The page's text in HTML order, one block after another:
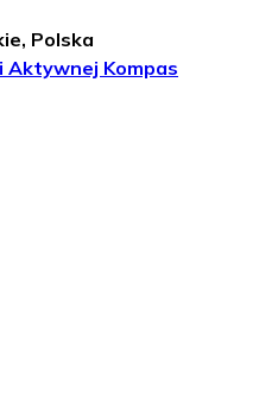
Polska
Aktywnej Kompas